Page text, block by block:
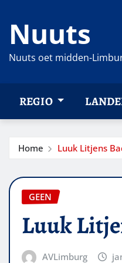
naar
inhoud
Nuuts
Nuuts oet midden-
REGIO
Home Luuk Litjens
GEEN
Luuk
AVLimburg